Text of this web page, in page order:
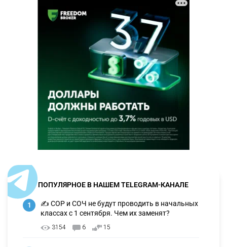
ПОПУЛЯРНОЕ В НАШЕМ TELEGRAM-КАНАЛЕ
1
✍️ СОР и СОЧ не будут проводить в начальных
классах с 1 сентября. Чем их заменят?
3154 6 15